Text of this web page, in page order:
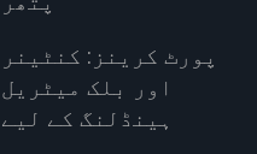
پورٹ کرینز: کنٹینر
اور بلک میٹریل
ہینڈلنگ کے لیے